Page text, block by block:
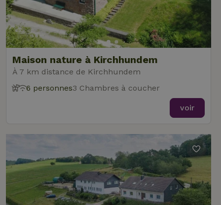
Maison nature à Kirchhundem
À 7 km distance de Kirchhundem
6 personnes3 Chambres à coucher
voir